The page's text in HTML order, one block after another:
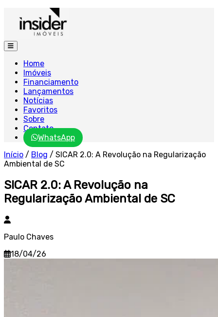
Home
Imóveis
Financiamento
Lançamentos
Notícias
Favoritos
Sobre
Contato
WhatsApp
Início / Blog / SICAR 2.0: A Revolução na Regularização
Ambiental de SC
SICAR 2.0: A Revolução na
Regularização Ambiental de SC
Paulo Chaves
18/04/26